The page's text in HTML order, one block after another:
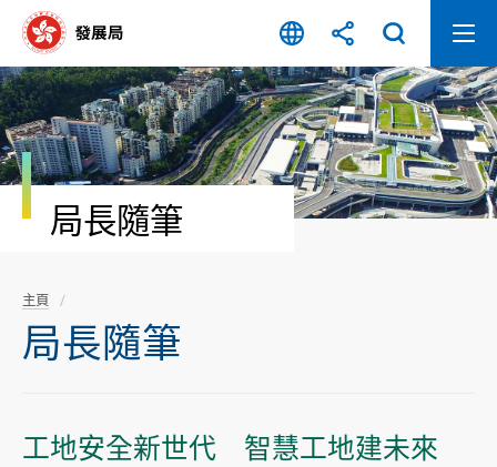
容
開
始
局長隨筆
主頁
局長隨筆
工地安全新世代 智慧工地建未來